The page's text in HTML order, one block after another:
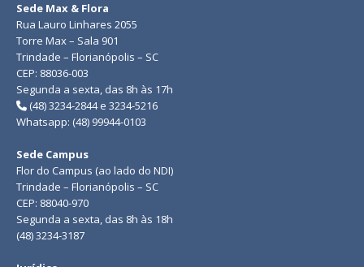
Sede Max & Flora
Rua Lauro Linhares 2055
Torre Max – Sala 901
Trindade – Florianópolis – SC
CEP: 88036-003
Segunda a sexta, das 8h às 17h
(48) 3234-2844 e 3234-5216
Whatsapp: (48) 99944-0103
Sede Campus
Flor do Campus (ao lado do NDI)
Trindade – Florianópolis – SC
CEP: 88040-970
Segunda a sexta, das 8h às 18h
(48) 3234-3187